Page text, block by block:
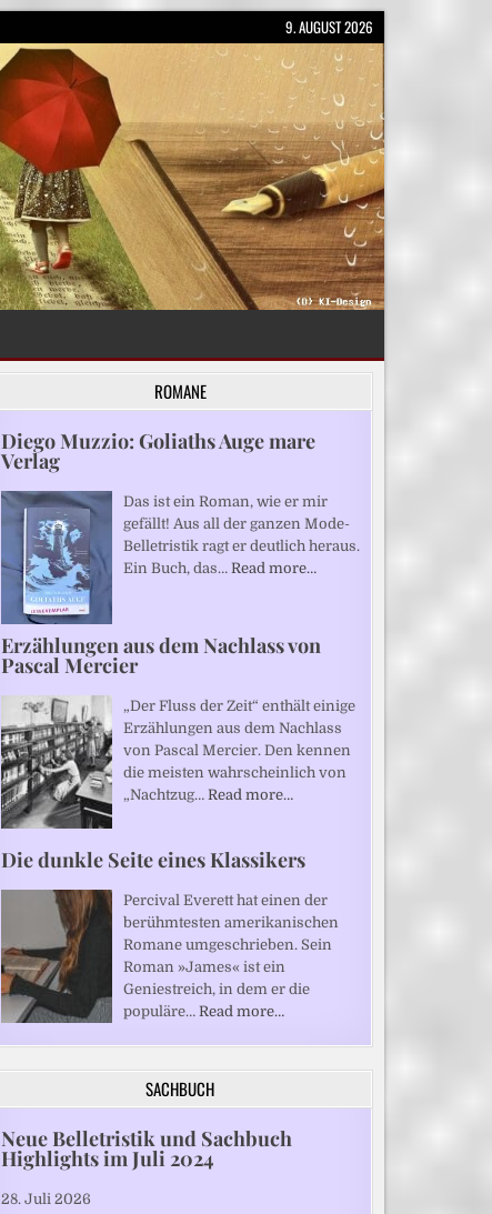
9. AUGUST 2026
ROMANE
Diego Muzzio: Goliaths Auge mare
Verlag
Das ist ein Roman, wie er mir
gefällt! Aus all der ganzen Mode-
Belletristik ragt er deutlich heraus.
Ein Buch, das… Read more…
Erzählungen aus dem Nachlass von
Pascal Mercier
„Der Fluss der Zeit“ enthält einige
Erzählungen aus dem Nachlass
von Pascal Mercier. Den kennen
die meisten wahrscheinlich von
„Nachtzug… Read more…
Die dunkle Seite eines Klassikers
Percival Everett hat einen der
berühmtesten amerikanischen
Romane umgeschrieben. Sein
Roman »James« ist ein
Geniestreich, in dem er die
populäre… Read more…
SACHBUCH
Neue Belletristik und Sachbuch
Highlights im Juli 2024
28. Juli 2026